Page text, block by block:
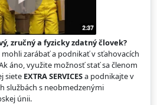
zručný a fyzicky zdatný človek?
mohli zarábať a podnikať v sťahovacích
áno, využite možnosť stať sa členom
siete EXTRA SERVICESa podnikajte v
službách s neobmedzenými
únii.